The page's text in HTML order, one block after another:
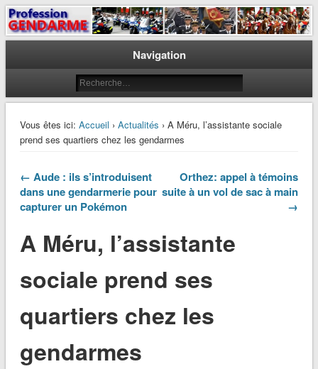
Profession Gendarme
Le journal des gendarmes
Navigation
Vous êtes ici: Accueil › Actualités › A Méru, l’assistante sociale
prend ses quartiers chez les gendarmes
← Aude : ils s’introduisent
dans une gendarmerie pour
capturer un Pokémon
Orthez: appel à témoins
suite à un vol de sac à main
→
A Méru, l’assistante
sociale prend ses
quartiers chez les
gendarmes